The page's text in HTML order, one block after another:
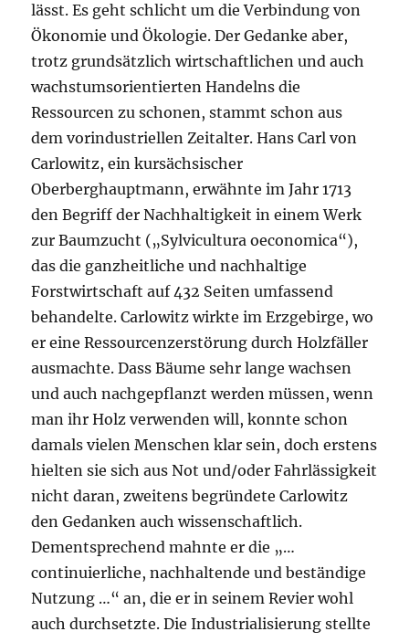
lässt. Es geht schlicht um die Verbindung von
Ökonomie und Ökologie. Der Gedanke aber,
trotz grundsätzlich wirtschaftlichen und auch
wachstumsorientierten Handelns die
Ressourcen zu schonen, stammt schon aus
dem vorindustriellen Zeitalter. Hans Carl von
Carlowitz, ein kursächsischer
Oberberghauptmann, erwähnte im Jahr 1713
den Begriff der Nachhaltigkeit in einem Werk
zur Baumzucht („Sylvicultura oeconomica“),
das die ganzheitliche und nachhaltige
Forstwirtschaft auf 432 Seiten umfassend
behandelte. Carlowitz wirkte im Erzgebirge, wo
er eine Ressourcenzerstörung durch Holzfäller
ausmachte. Dass Bäume sehr lange wachsen
und auch nachgepflanzt werden müssen, wenn
man ihr Holz verwenden will, konnte schon
damals vielen Menschen klar sein, doch erstens
hielten sie sich aus Not und/oder Fahrlässigkeit
nicht daran, zweitens begründete Carlowitz
den Gedanken auch wissenschaftlich.
Dementsprechend mahnte er die „…
continuierliche, nachhaltende und beständige
Nutzung …“ an, die er in seinem Revier wohl
auch durchsetzte. Die Industrialisierung stellte